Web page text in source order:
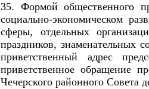
35. Формой общественного
социально-экономическом
сферы, отдельных
праздников, знаменательных
приветственный адрес
приветственное обращение
Чечерского районного Совета